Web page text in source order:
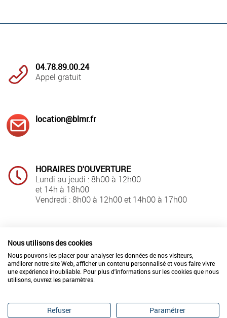
04.78.89.00.24
Appel gratuit
location@blmr.fr
HORAIRES D'OUVERTURE
Lundi au jeudi : 8h00 à 12h00
et 14h à 18h00
Vendredi : 8h00 à 12h00 et 14h00 à 17h00
en France
en 24h00
Nous utilisons des cookies
Nous pouvons les placer pour analyser les données de nos visiteurs,
améliorer notre site Web, afficher un contenu personnalisé et vous faire vivre
une expérience inoubliable. Pour plus d'informations sur les cookies que nous
utilisons, ouvrez les paramètres.
Refuser Paramétrer